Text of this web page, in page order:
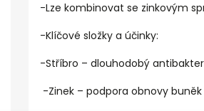
-Lze kombinovat se zinkovým
-Klíčové složky a účinky:
-Stříbro – dlouhodobý
-Zinek – podpora obnovy